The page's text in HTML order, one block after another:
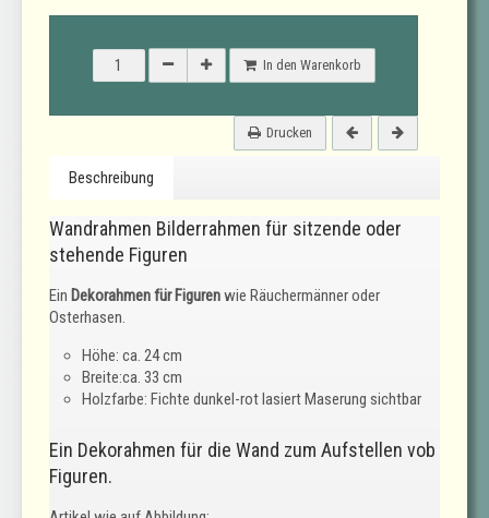
In den Warenkorb
Drucken
Beschreibung
Wandrahmen Bilderrahmen für sitzende oder
stehende Figuren
Ein Dekorahmen für Figurenwie Räuchermänner oder
Osterhasen.
Höhe: ca. 24 cm
Breite:ca. 33 cm
Holzfarbe: Fichte dunkel-rot lasiert Maserung sichtbar
Ein Dekorahmen für die Wand zum Aufstellen vob
Figuren.